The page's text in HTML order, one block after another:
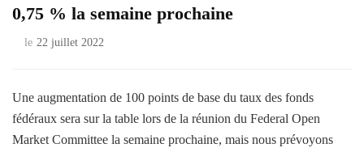
0,75 % la semaine prochaine
le 22 juillet 2022
Une augmentation de 100 points de base du taux des fonds
fédéraux sera sur la table lors de la réunion du Federal Open
Market Committee la semaine prochaine, mais nous prévoyons